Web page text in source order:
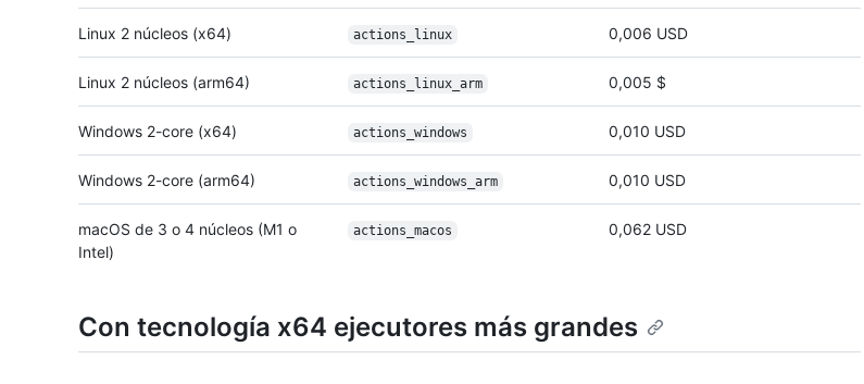
Linux 2 núcleos (x64) actions_linux 0,006 USD
Linux 2 núcleos (arm64) actions_linux_arm 0,005 $
Windows 2-core (x64) actions_windows 0,010 USD
Windows 2-core (arm64) actions_windows_ arm 0,010 USD
macOS de 3 o 4 núcleos (M1 o
Intel)
actions_macos 0,062 USD
Con tecnología x64 ejecutores más grandes